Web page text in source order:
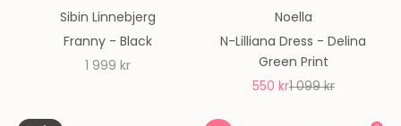
Sibin Linnebjerg
Franny - Black
REA-pris
1 999 kr
Noella
N-Lilliana Dress - Delina
Green Print
REA-pris
550 krPris
1 099 kr